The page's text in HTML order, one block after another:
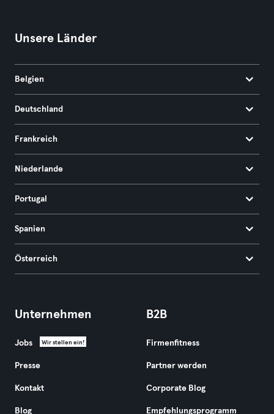
Unsere Länder
Belgien
Deutschland
Frankreich
Niederlande
Portugal
Spanien
Österreich
Unternehmen
Jobs Wir stellen ein!
Presse
Kontakt
Blog
B2B
Firmenfitness
Partner werden
Corporate Blog
Empfehlungsprogramm